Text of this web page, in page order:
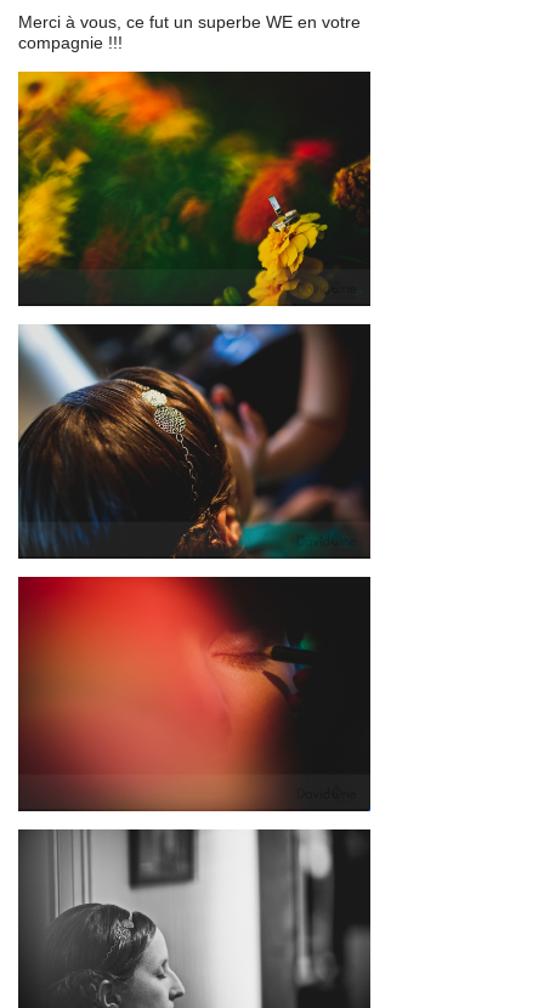
Merci à vous, ce fut un superbe WE en votre
compagnie !!!